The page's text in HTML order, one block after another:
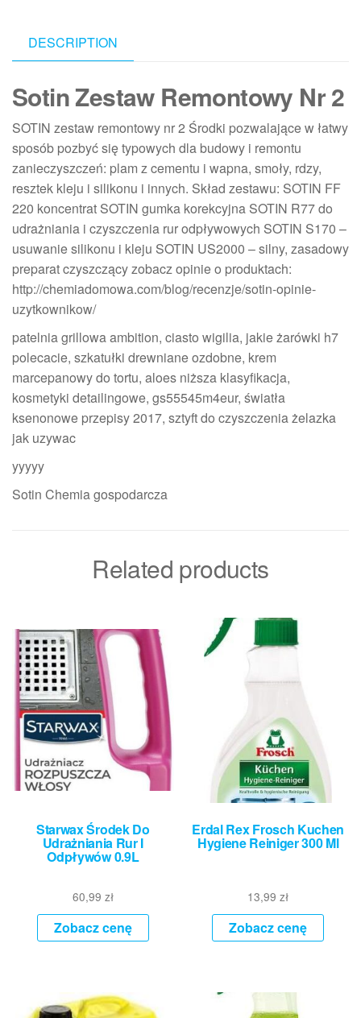
DESCRIPTION
Sotin Zestaw Remontowy Nr 2
SOTIN zestaw remontowy nr 2 Środki pozwalające w łatwy
sposób pozbyć się typowych dla budowy i remontu
zanieczyszczeń: plam z cementu i wapna, smoły, rdzy,
resztek kleju i silikonu i innych. Skład zestawu: SOTIN FF
220 koncentrat SOTIN gumka korekcyjna SOTIN R77 do
udrażniania i czyszczenia rur odpływowych SOTIN S170 –
usuwanie silikonu i kleju SOTIN US2000 – silny, zasadowy
preparat czyszczący zobacz opinie o produktach:
http://chemiadomowa.com/blog/recenzje/sotin-opinie-
uzytkownikow/
patelnia grillowa ambition, ciasto wigilia, jakie żarówki h7
polecacie, szkatułki drewniane ozdobne, krem
marcepanowy do tortu, aloes niższa klasyfikacja,
kosmetyki detailingowe, gs55545m4eur, światła
ksenonowe przepisy 2017, sztyft do czyszczenia żelazka
jak uzywac
yyyyy
Sotin Chemia gospodarcza
Related products
Starwax Środek Do
Udrażniania Rur I
Odpływów 0.9L
60,99 zł
Zobacz cenę
Erdal Rex Frosch Kuchen
Hygiene Reiniger 300 Ml
13,99zł
Zobacz cenę